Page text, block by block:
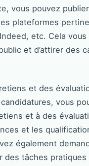
vous pouvez
plateformes
etc. Cela
et d’attirer des
et des
vous
et à des
et les
également
des tâches pratiques